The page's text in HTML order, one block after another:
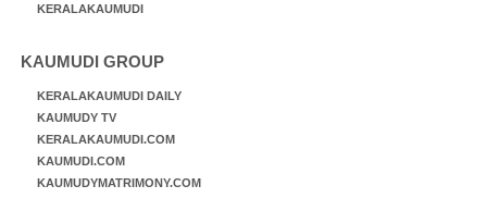
KERALAKAUMUDI
KAUMUDI GROUP
KERALAKAUMUDI DAILY
KAUMUDY TV
KERALAKAUMUDI.COM
KAUMUDI.COM
KAUMUDYMATRIMONY.COM